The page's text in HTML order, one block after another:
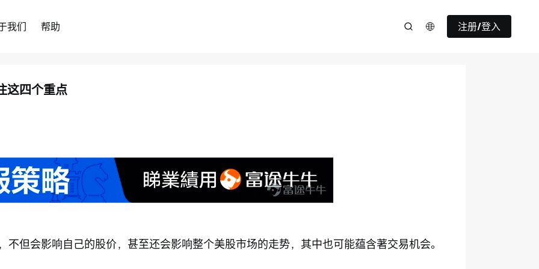
我们 帮助 注册/登入
这四个重点
但会影响自己的股价，甚至还会影响整个美股市场的走势，其中也可能蕴含著交易机会。